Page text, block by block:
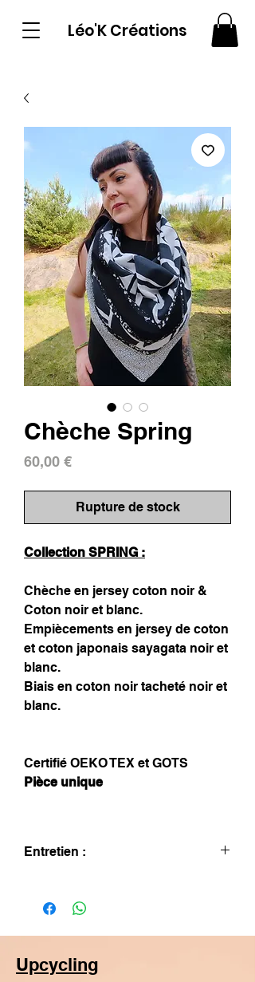
Léo'K Créations
Chèche Spring
60,00 €Prix
Rupture de stock
Collection SPRING :
Chèche en jersey coton noir &
Coton noir et blanc.
Empiècements en jersey de coton
et coton japonais sayagata noir et
blanc.
Biais en coton noir tacheté noir et
blanc.
Certifié OEKO TEX et GOTS
Pièce unique
Entretien :
Upcycling